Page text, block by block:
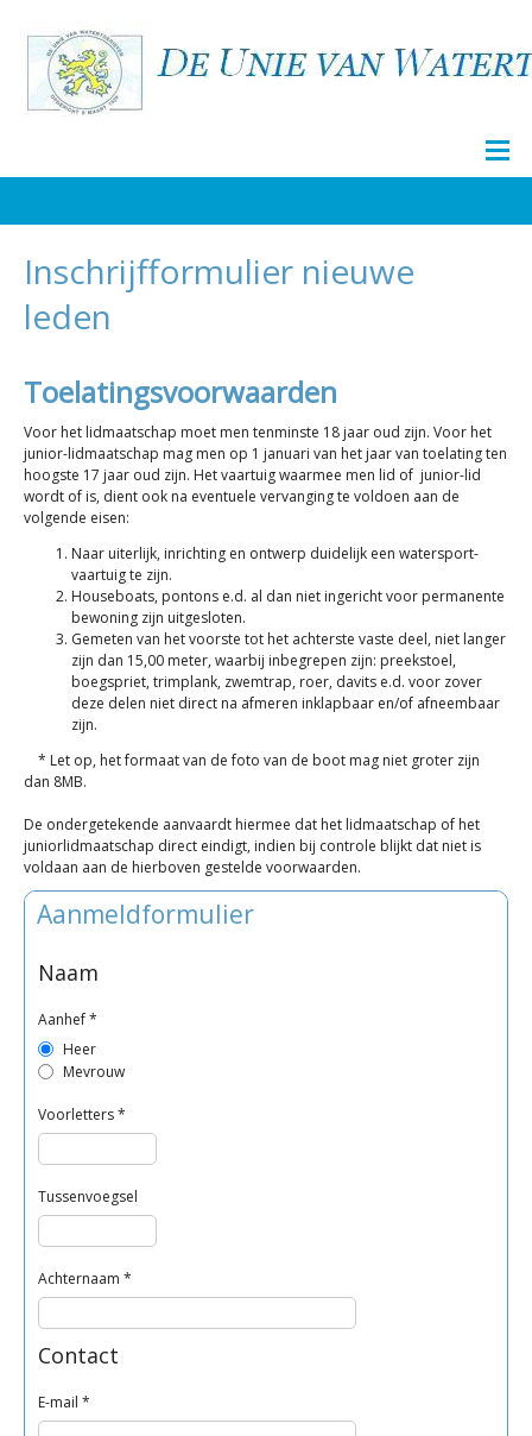
Inschrijfformulier nieuwe
leden
Toelatingsvoorwaarden
Voor het lidmaatschap moet men tenminste 18 jaar oud zijn. Voor het
junior-lidmaatschap mag men op 1 januari van het jaar van toelating ten
hoogste 17 jaar oud zijn. Het vaartuig waarmee men lid of junior-lid
wordt of is, dient ook na eventuele vervanging te voldoen aan de
volgende eisen:
Naar uiterlijk, inrichting en ontwerp duidelijk een watersport-
vaartuig te zijn.
Houseboats, pontons e.d. al dan niet ingericht voor permanente
bewoning zijn uitgesloten.
Gemeten van het voorste tot het achterste vaste deel, niet langer
zijn dan 15,00 meter, waarbij inbegrepen zijn: preekstoel,
boegspriet, trimplank, zwemtrap, roer, davits e.d. voor zover
deze delen niet direct na afmeren inklapbaar en/of afneembaar
zijn.
* Let op, het formaat van de foto van de boot mag niet groter zijn
dan 8MB.
De ondergetekende aanvaardt hiermee dat het lidmaatschap of het
juniorlidmaatschap direct eindigt, indien bij controle blijkt dat niet is
voldaan aan de hierboven gestelde voorwaarden.
Aanmeldformulier
Naam
Aanhef*
Heer
Mevrouw
Voorletters*
Tussenvoegsel
Achternaam *
Contact
E-mail *